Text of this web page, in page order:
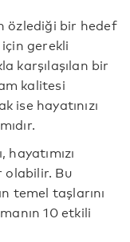
özlediği bir hedef
gerekli
karşılaşılan bir
kalitesi
ise hayatınızı
olabilir. Bu
temel taşlarını
10 etkili